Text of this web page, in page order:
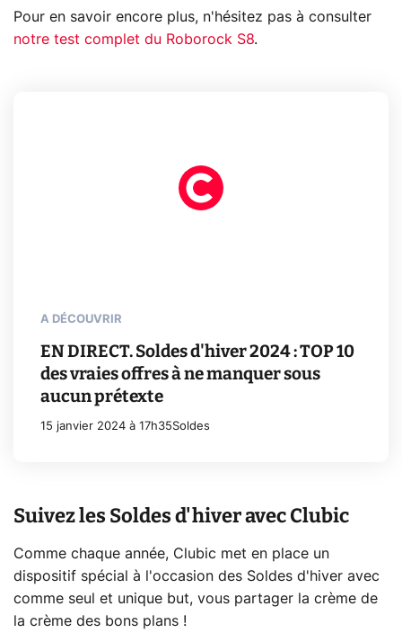
Pour en savoir encore plus, n'hésitez pas à consulter
notre test complet du Roborock S8.
A DÉCOUVRIR
EN DIRECT. Soldes d'hiver 2024 : TOP 10
des vraies offres à ne manquer sous
aucun prétexte
15 janvier 2024 à 17h35Soldes
Suivez les Soldes d'hiver avec Clubic
Comme chaque année, Clubic met en place un
dispositif spécial à l'occasion des Soldes d'hiver avec
comme seul et unique but, vous partager la crème de
la crème des bons plans !